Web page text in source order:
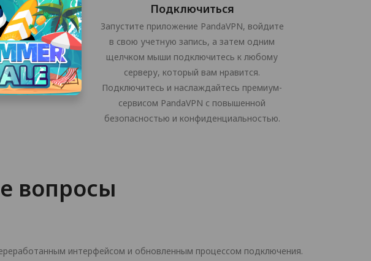
чтобы
и
Подключиться
Запустите приложение PandaVPN, войдите
в свою учетную запись, а затем одним
щелчком мыши подключитесь к любому
серверу, который вам нравится.
Подключитесь и наслаждайтесь премиум-
сервисом PandaVPN с повышенной
безопасностью и конфиденциальностью.
вопросы
интерфейсом и обновленным процессом подключения.